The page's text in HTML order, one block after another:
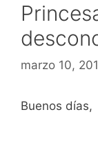
marzo 10,
Buenos días,